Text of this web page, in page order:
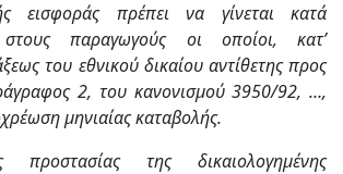
εισφοράς πρέπει να γίνεται κατά
στους παραγωγούς οι οποίοι, κατ’
του εθνικού δικαίου αντίθετης προς
2, του κανονισμού 3950/92, …,
μηνιαίας καταβολής.
της δικαιολογημένης